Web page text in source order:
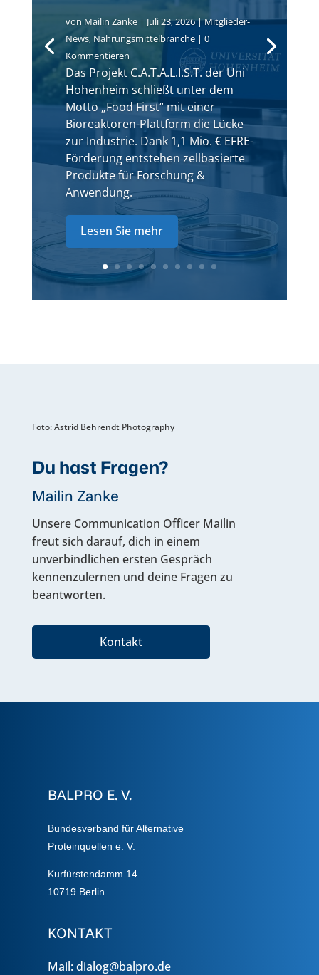
von Mailin Zanke| Juli 23, 2026|Mitglieder-
News, Nahrungsmittelbranche| 0
Kommentieren
Das Projekt C.A.T.A.L.I.S.T. der Uni
Hohenheim schließt unter dem
Motto „Food First“ mit einer
Bioreaktoren-Plattform die Lücke
zur Industrie. Dank 1,1 Mio. € EFRE-
Förderung entstehen zellbasierte
Produkte für Forschung &
Anwendung.
Lesen Sie mehr
Foto: Astrid Behrendt Photography
Du hast Fragen?
Mailin Zanke
Unsere Communication Officer Mailin
freut sich darauf, dich in einem
unverbindlichen ersten Gespräch
kennenzulernen und deine Fragen zu
beantworten.
Kontakt
BALPRO E. V.
Bundesverband für Alternative
Proteinquellen e. V.
Kurfürstendamm 14
10719 Berlin
KONTAKT
Mail: dialog@balpro.de